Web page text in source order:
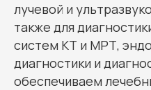
лучевой и
также для
систем КТ и МРТ,
диагностики и
обеспечиваем